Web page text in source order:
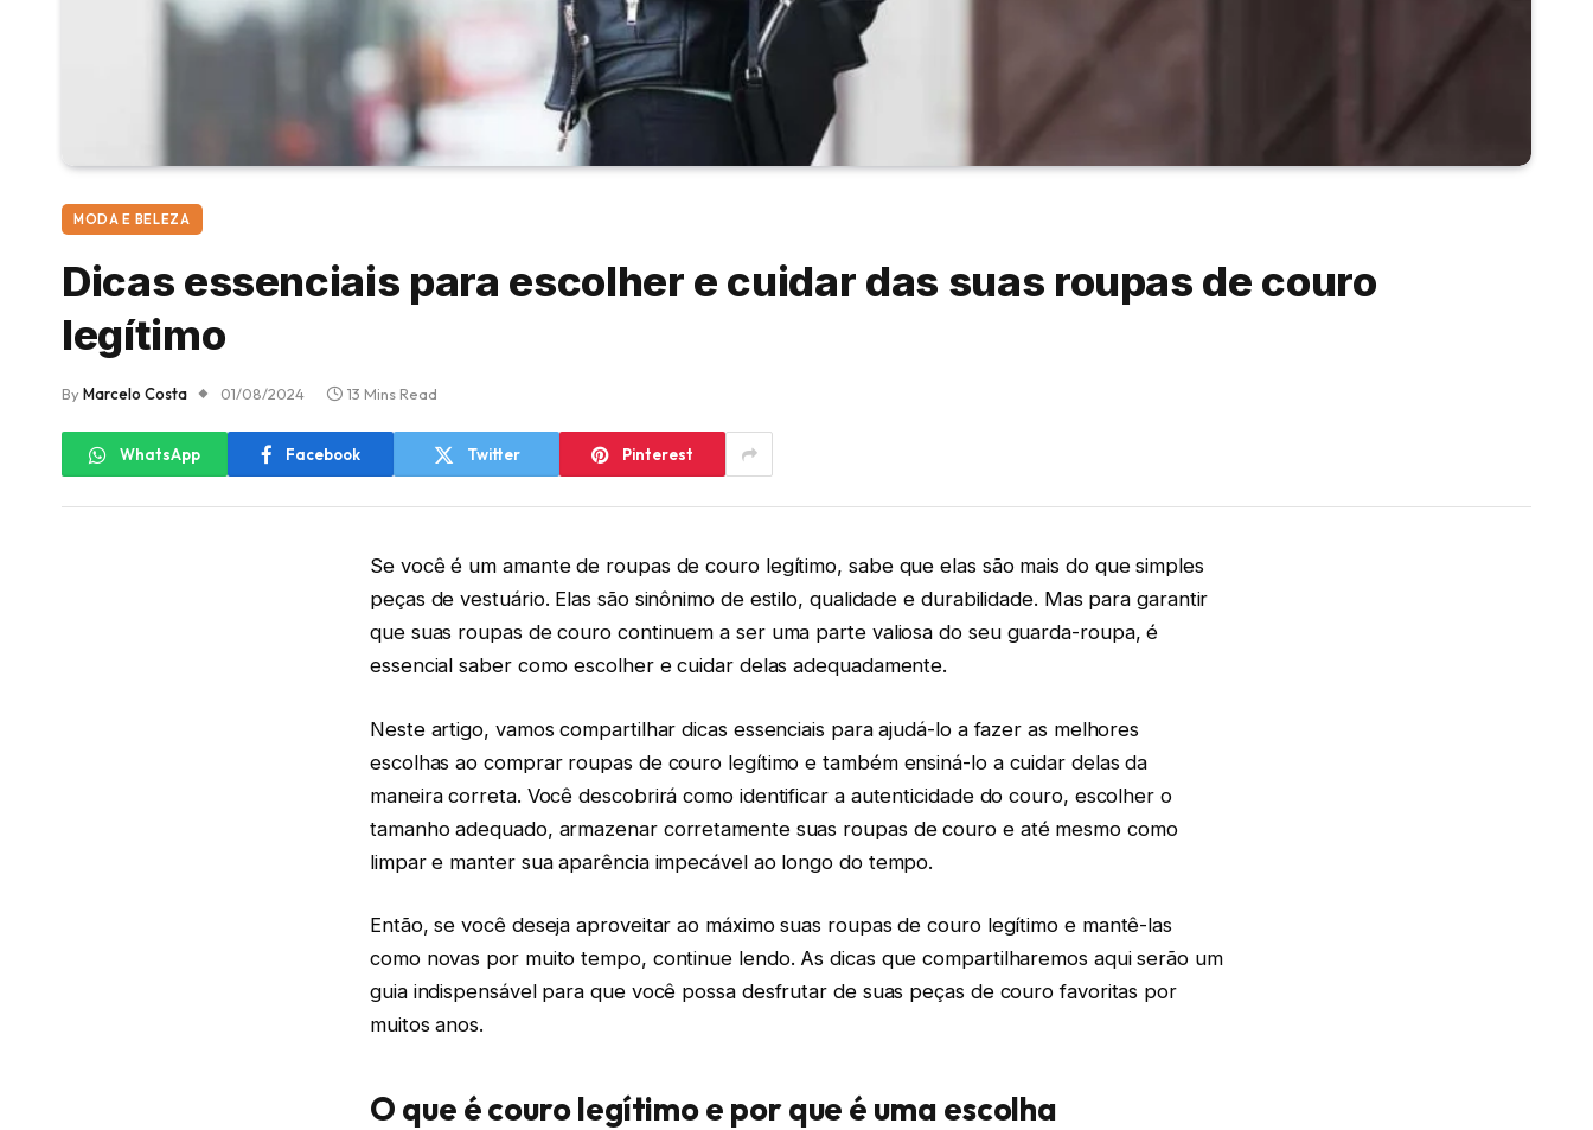
MODA E BELEZA
Dicas essenciais para escolher e cuidar das suas roupas de couro
legítimo
ByMarcelo Costa 01/08/2024 13 Mins Read
WhatsApp Facebook Twitter Pinterest
Se você é um amante de roupas de couro legítimo, sabe que elas são mais do que simples
peças de vestuário. Elas são sinônimo de estilo, qualidade e durabilidade. Mas para garantir
que suas roupas de couro continuem a ser uma parte valiosa do seu guarda-roupa, é
essencial saber como escolher e cuidar delas adequadamente.
Neste artigo, vamos compartilhar dicas essenciais para ajudá-lo a fazer as melhores
escolhas ao comprar roupas de couro legítimo e também ensiná-lo a cuidar delas da
maneira correta. Você descobrirá como identificar a autenticidade do couro, escolher o
tamanho adequado, armazenar corretamente suas roupas de couro e até mesmo como
limpar e manter sua aparência impecável ao longo do tempo.
Então, se você deseja aproveitar ao máximo suas roupas de couro legítimo e mantê-las
como novas por muito tempo, continue lendo. As dicas que compartilharemos aqui serão um
guia indispensável para que você possa desfrutar de suas peças de couro favoritas por
muitos anos.
O que é couro legítimo e por que é uma escolha